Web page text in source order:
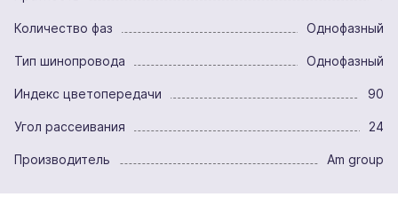
Количество фаз Однофазный
Тип шинопровода Однофазный
Индекс цветопередачи 90
Угол рассеивания 24
Производитель Am group